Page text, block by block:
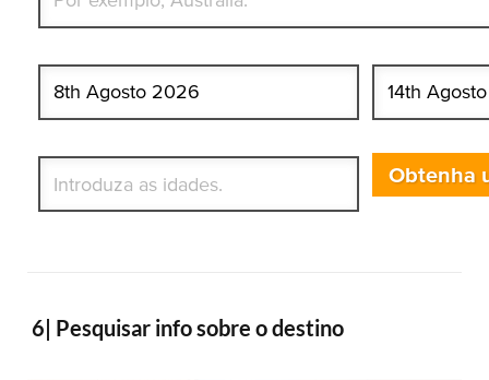
Obtenha
6| Pesquisar info sobre o destino